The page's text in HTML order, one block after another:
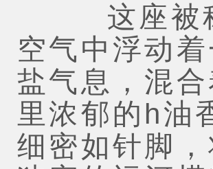
这座被称
空气中浮动
盐气息，混
里浓郁的h油
细密如针脚